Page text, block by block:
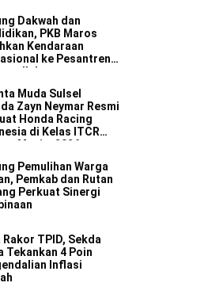
Dakwah dan
PKB Maros
Kendaraan
ke Pesantren
Muda Sulsel
Zayn Neymar Resmi
Honda Racing
di Kelas ITCR
cc Musim 2026
Pemulihan Warga
Pemkab dan Rutan
Perkuat Sinergi
Rakor TPID, Sekda
Tekankan 4 Poin
Inflasi